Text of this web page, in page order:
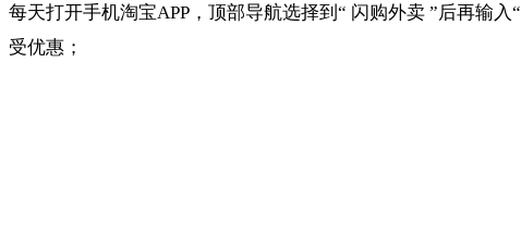
每天打开手机淘宝APP，顶部导航选择到“ 闪购外卖 ”后再输入“
受优惠；